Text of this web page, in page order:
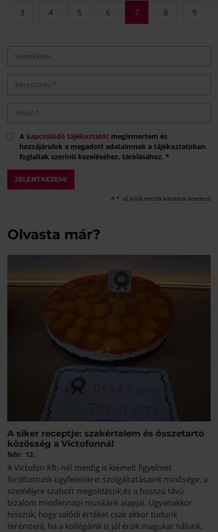
3 4 5 6 7 8 9
A kapcsolódó tájékoztatót megismertem és
hozzájárulok a megadott adataimnak a tájékoztatóban
foglaltak szerinti kezeléséhez, tárolásához. *
JELENTKEZEM!
A * -al jelölt mezők kitöltése kötelező
Olvasta már?
A siker receptje: szakértelem és összetartó
közösség a Victofonnál
febr. 12.
A Victofon Kft.-nél mindig is kiemelt figyelmet
fordítottunk ügyfeleinkre: szolgáltatásaink minősége, a
személyre szabott megoldások és a hosszú távú
bizalom mindennapi munkánk alapjai. Ugyanakkor
hisszük, hogy valódi értéket csak akkor tudunk
teremteni, ha a kollégáink is jól érzik magukat nálunk.